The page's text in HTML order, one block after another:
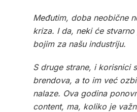
Međutim, doba neobične
kriza. I da, neki će
bojim za našu industriju.
S druge strane, i korisnici
brendova, a to im već
nalaze. Ova godina
content, ma, koliko je